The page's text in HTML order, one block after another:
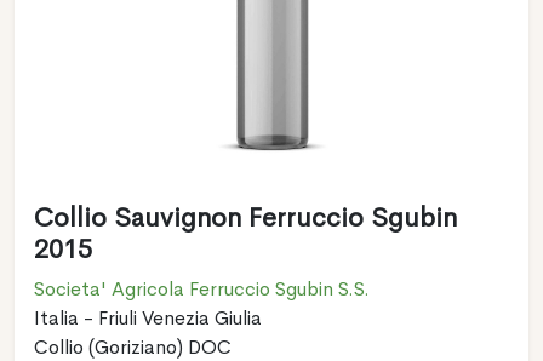
Collio Sauvignon Ferruccio Sgubin
2015
Societa' Agricola Ferruccio Sgubin S.S.
Italia - Friuli Venezia Giulia
Collio (Goriziano) DOC